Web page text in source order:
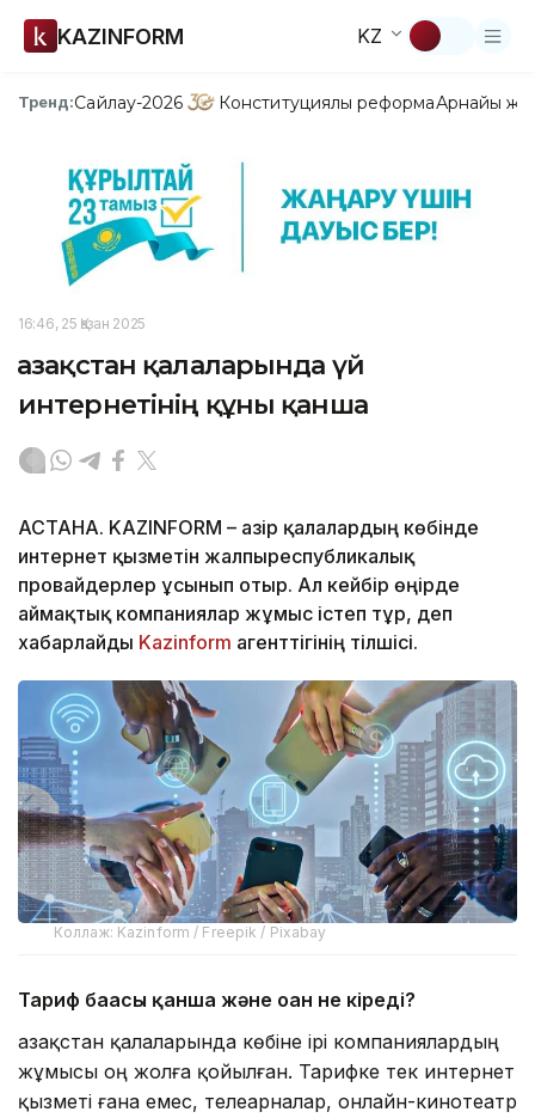
KAZINFORM KZ
Тренд:Сайлау-2026 Конституциялық реформаАрнайы
16:46, 25 Қазан 2025
Қазақстан қалаларында үй
интернетінің құны қанша
АСТАНА. KAZINFORM – Қазір қалалардың көбінде
интернет қызметін жалпыреспубликалық
провайдерлер ұсынып отыр. Ал кейбір өңірде
аймақтық компаниялар жұмыс істеп тұр, деп
хабарлайды Kazinform агенттігінің тілшісі.
Коллаж: Kazinform / Freepik / Pixabay
Тариф бағасы қанша және оған не кіреді?
Қазақстан қалаларында көбіне ірі компаниялардың
жұмысы оң жолға қойылған. Тарифке тек интернет
қызметі ғана емес, телеарналар, онлайн-кинотеатр